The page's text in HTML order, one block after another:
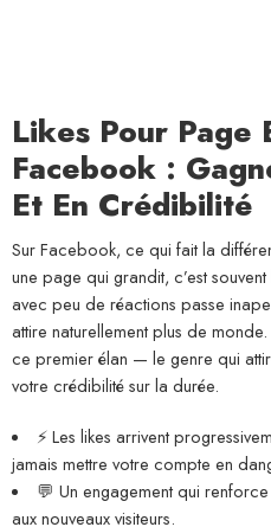
Likes Pour Page
Facebook :
Et En Crédibilité
Sur Facebook, ce qui fait la
une page qui grandit, c’est
avec peu de réactions passe
attire naturellement plus de
ce premier élan — le genre qui
votre crédibilité sur la durée.
⚡ Les likes arrivent
jamais mettre votre compte en
💬 Un engagement qui
aux nouveaux visiteurs.